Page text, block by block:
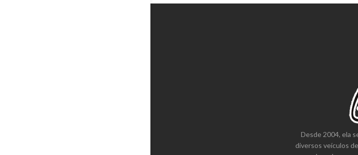
Desde 2004, ela
diversos veículos